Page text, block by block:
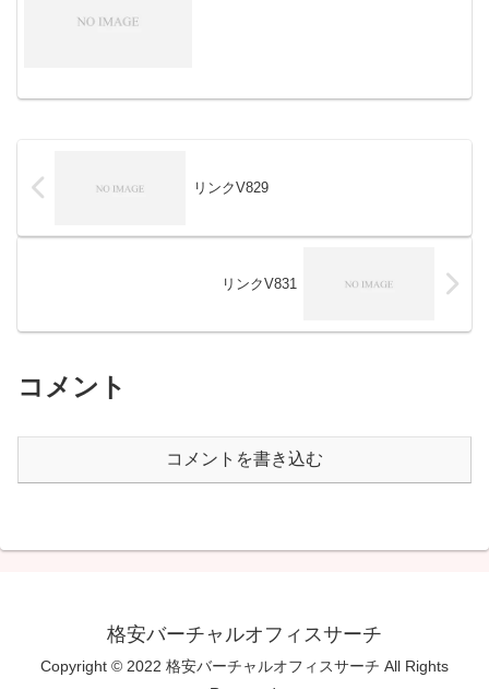
リンクV829
リンクV831
コメント
コメントを書き込む
格安バーチャルオフィスサーチ
Copyright © 2022 格安バーチャルオフィスサーチ All Rights